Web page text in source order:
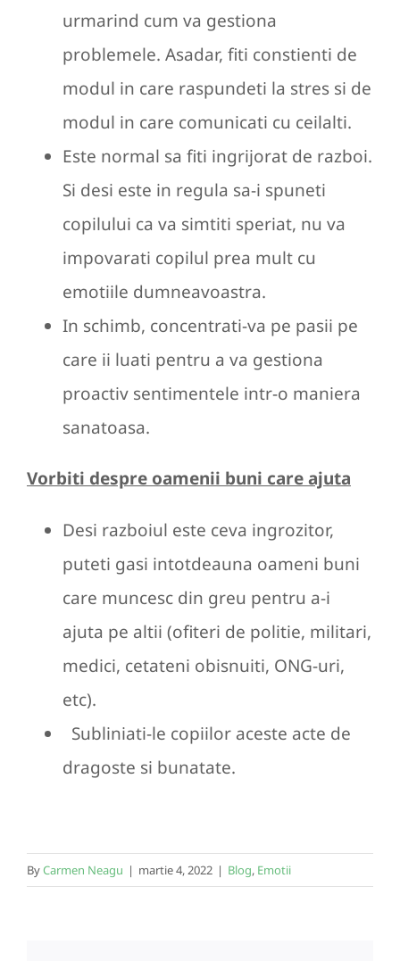
urmarind cum va gestiona
problemele. Asadar, fiti constienti de
modul in care raspundeti la stres si de
modul in care comunicati cu ceilalti.
Este normal sa fiti ingrijorat de razboi.
Si desi este in regula sa-i spuneti
copilului ca va simtiti speriat, nu va
impovarati copilul prea mult cu
emotiile dumneavoastra.
In schimb, concentrati-va pe pasii pe
care ii luati pentru a va gestiona
proactiv sentimentele intr-o maniera
sanatoasa.
Vorbiti despre oamenii buni care ajuta
Desi razboiul este ceva ingrozitor,
puteti gasi intotdeauna oameni buni
care muncesc din greu pentru a-i
ajuta pe altii (ofiteri de politie, militari,
medici, cetateni obisnuiti, ONG-uri,
etc).
Subliniati-le copiilor aceste acte de
dragoste si bunatate.
ByCarmen Neagu | martie 4, 2022 | Blog, Emotii